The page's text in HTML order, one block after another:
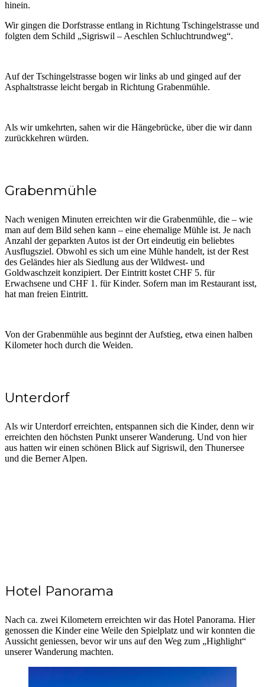
hinein.
Wir gingen die Dorfstrasse entlang in Richtung Tschingelstrasse und
folgten dem Schild „Sigriswil – Aeschlen Schluchtrundweg“.
Auf der Tschingelstrasse bogen wir links ab und ginged auf der
Asphaltstrasse leicht bergab in Richtung Grabenmühle.
Als wir umkehrten, sahen wir die Hängebrücke, über die wir dann
zurückkehren würden.
Grabenmühle
Nach wenigen Minuten erreichten wir die Grabenmühle, die – wie
man auf dem Bild sehen kann – eine ehemalige Mühle ist. Je nach
Anzahl der geparkten Autos ist der Ort eindeutig ein beliebtes
Ausflugsziel. Obwohl es sich um eine Mühle handelt, ist der Rest
des Geländes hier als Siedlung aus der Wildwest- und
Goldwaschzeit konzipiert. Der Eintritt kostet CHF 5. für
Erwachsene und CHF 1. für Kinder. Sofern man im Restaurant isst,
hat man freien Eintritt.
Von der Grabenmühle aus beginnt der Aufstieg, etwa einen halben
Kilometer hoch durch die Weiden.
Unterdorf
Als wir Unterdorf erreichten, entspannen sich die Kinder, denn wir
erreichten den höchsten Punkt unserer Wanderung. Und von hier
aus hatten wir einen schönen Blick auf Sigriswil, den Thunersee
und die Berner Alpen.
Hotel Panorama
Nach ca. zwei Kilometern erreichten wir das Hotel Panorama. Hier
genossen die Kinder eine Weile den Spielplatz und wir konnten die
Aussicht geniessen, bevor wir uns auf den Weg zum „Highlight“
unserer Wanderung machten.